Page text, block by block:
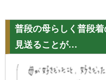
普段の母らしく普段
見送ることが…